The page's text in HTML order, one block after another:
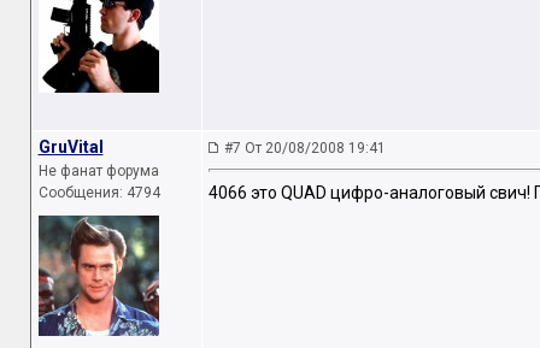
GruVital
Не фанат форума
Сообщения: 4794
#7 От 20/08/2008 19:41
4066 это QUAD цифро-аналоговый